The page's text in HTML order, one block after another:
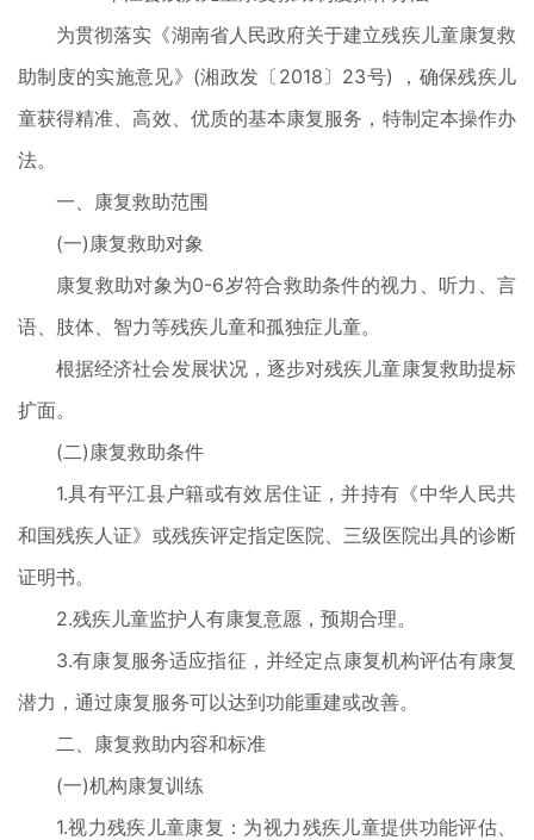
为贯彻落实《湖南省人民政府关于建立残疾儿童康复救
助制庋的实施意见》(湘政发〔2018〕23号) ，确保残疾儿
童获得精准、高效、优质的基本康复服务，特制定本操作办
法。
一、康复救助范围
(一)康复救助对象
康复救助对象为0-6岁符合救助条件的视力、听力、言
语、肢体、智力等残疾儿童和孤独症儿童。
根据经济社会发展状况，逐步对残疾儿童康复救助提标
扩面。
(二)康复救助条件
1.具有平江县户籍或有效居住证，并持有《中华人民共
和国残疾人证》或残疾评定指定医院、三级医院出具的诊断
证明书。
2.残疾儿童监护人有康复意愿，预期合理。
3.有康复服务适应指征，并经定点康复机构评估有康复
潜力，通过康复服务可以达到功能重建或改善。
二、康复救助内容和标准
(一)机构康复训练
1.视力残疾儿童康复：为视力残疾儿童提供功能评估、